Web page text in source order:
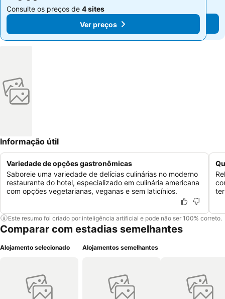
Consulte os preços de 4 sites
Ver preços
Consulte os preços de 4 sites
Ver preços
Informação útil
Variedade de opções gastronômicas
Saboreie uma variedade de delícias culinárias no moderno
restaurante do hotel, especializado em culinária americana
com opções vegetarianas, veganas e sem laticínios.
Este resumo foi criado por inteligência artificial e pode não ser 100% correto.
Comparar com estadias semelhantes
Alojamento selecionado Alojamentos semelhantes